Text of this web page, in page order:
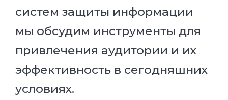
систем защиты информации
мы обсудим инструменты для
привлечения аудитории и их
эффективность в сегодняшних
условиях.